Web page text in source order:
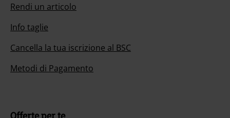
Rendi un articolo
Info taglie
Cancella la tua iscrizione al BSC
Metodi di Pagamento
Offerte per te